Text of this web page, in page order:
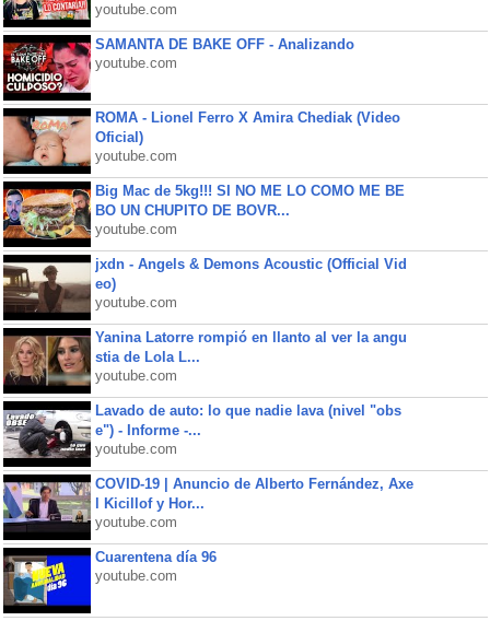
youtube.com
SAMANTA DE BAKE OFF - Analizando
youtube.com
ROMA - Lionel Ferro X Amira Chediak (Video
Oficial)
youtube.com
Big Mac de 5kg!!! SI NO ME LO COMO ME BE
BO UN CHUPITO DE BOVR...
youtube.com
jxdn - Angels & Demons Acoustic (Official Vid
eo)
youtube.com
Yanina Latorre rompió en llanto al ver la angu
stia de Lola L...
youtube.com
Lavado de auto: lo que nadie lava (nivel "obs
e") - Informe -...
youtube.com
COVID-19 | Anuncio de Alberto Fernández, Axe
l Kicillof y Hor...
youtube.com
Cuarentena día 96
youtube.com